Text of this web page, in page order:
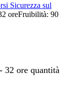
Sicurezza sul
oreFruibilità: 90
32 ore quantità